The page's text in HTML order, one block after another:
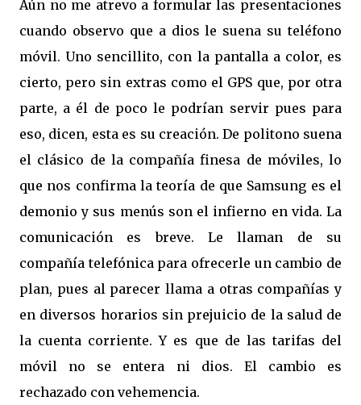
Aún no me atrevo a formular las presentaciones
cuando observo que a dios le suena su teléfono
móvil. Uno sencillito, con la pantalla a color, es
cierto, pero sin extras como el GPS que, por otra
parte, a él de poco le podrían servir pues para
eso, dicen, esta es su creación. De politono suena
el clásico de la compañía finesa de móviles, lo
que nos confirma la teoría de que Samsung es el
demonio y sus menús son el infierno en vida. La
comunicación es breve. Le llaman de su
compañía telefónica para ofrecerle un cambio de
plan, pues al parecer llama a otras compañías y
en diversos horarios sin prejuicio de la salud de
la cuenta corriente. Y es que de las tarifas del
móvil no se entera ni dios. El cambio es
rechazado con vehemencia.